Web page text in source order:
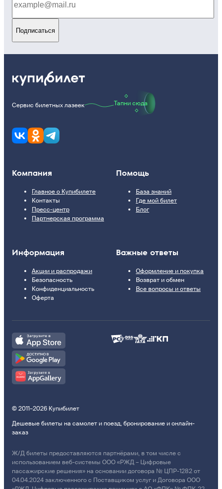
Подписаться
Сервис билетных лазеек Тапни сюда
Компания
Главное о Купибилете
Контакты
Пресс-центр
Партнерская программа
Помощь
База знаний
Где мой билет
Блог
Информация
Акции и распродажи
Безопасность
Конфиденциальность
Оферта
Важные ответы
Оформление и покупка
Возврат и обмен
Все вопросы и ответы
© 2011–2026 Купибилет
Дешевые билеты на самолет и поезд, бронирование и онлайн-
заказ
Ж/Д билеты предоставляются партнёрами, в том числе с
использованием веб-системы ООО «РЖД – Цифровые
пассажирские решения» на основании договора № ЦПР-1282 от
04.04.2024 заключенного с Поставщиком услуг и Договора ООО